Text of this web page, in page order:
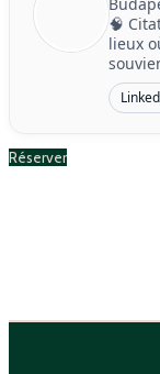
🧠
lieux
Réserver